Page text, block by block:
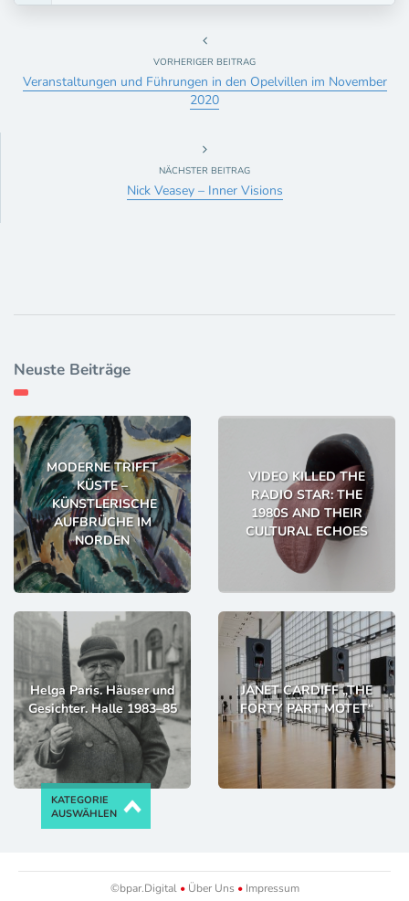
VORHERIGER BEITRAG
Veranstaltungen und Führungen in den Opelvillen im November
2020
NÄCHSTER BEITRAG
Nick Veasey – Inner Visions
Neuste Beiträge
MODERNE TRIFFT
KÜSTE –
KÜNSTLERISCHE
AUFBRÜCHE IM
NORDEN
VIDEO KILLED THE
RADIO STAR: THE
1980S AND THEIR
CULTURAL ECHOES
Helga Paris. Häuser und
Gesichter. Halle 1983–85
JANET CARDIFF „THE
FORTY PART MOTET“
©bpar.Digital •Über Uns •Impressum
KATEGORIE
AUSWÄHLEN